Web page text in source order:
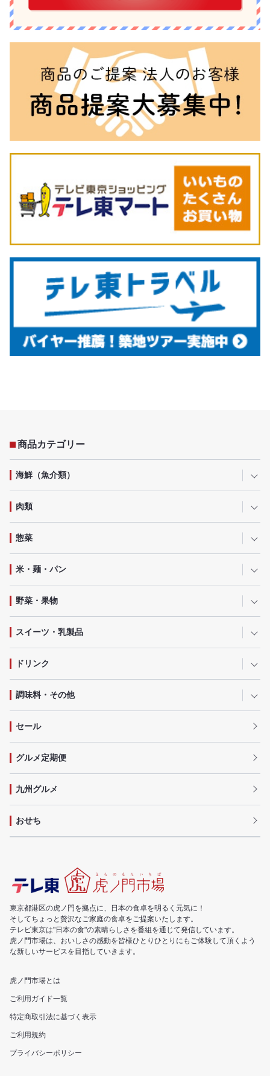
商品カテゴリー
海鮮（魚介類）
肉類
惣菜
米・麺・パン
野菜・果物
スイーツ・乳製品
ドリンク
調味料・その他
セール
グルメ定期便
九州グルメ
おせち
東京都港区の虎ノ門を拠点に、日本の食卓を明るく元気に！
そしてちょっと贅沢なご家庭の食卓をご提案いたします。
テレビ東京は"日本の食"の素晴らしさを番組を通じて発信しています。
虎ノ門市場は、おいしさの感動を皆様ひとりひとりにもご体験して頂くよう
な新しいサービスを目指していきます。
虎ノ門市場とは
ご利用ガイド一覧
特定商取引法に基づく表示
ご利用規約
プライバシーポリシー